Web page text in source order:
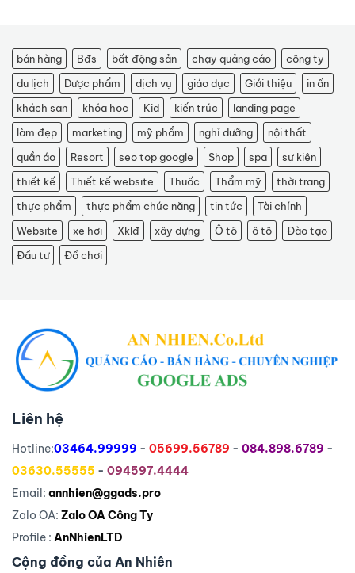
bán hàng Bđs bất động sản chạy quảng cáo
công ty
du lịch
Dược phẩm dịch vụ giáo dục Giới thiệu
in ấn
khách sạn
khóa học Kid kiến trúc
landing page
làm đẹp
marketing mỹ phẩm nghỉ dưỡng
nội thất
quần áo
Resort seo top google Shop spa
sự kiện
thiết kế
Thiết kế website Thuốc Thẩm mỹ
thời trang
thực phẩm
thực phẩm chức năng tin tức
Tài chính
Website
xe hơi Xklđ xây dựng Ô tô ô tô
Đào tạo
Đầu tư
Đồ chơi
Liên hệ
Hotline:03464.99999 - 05699.56789 - 084.898.6789 -
03630.55555 - 094597.4444
Email: annhien@ggads.pro
Zalo OA: Zalo OA Công Ty
Profile : AnNhienLTD
Cộng đồng của An Nhiên